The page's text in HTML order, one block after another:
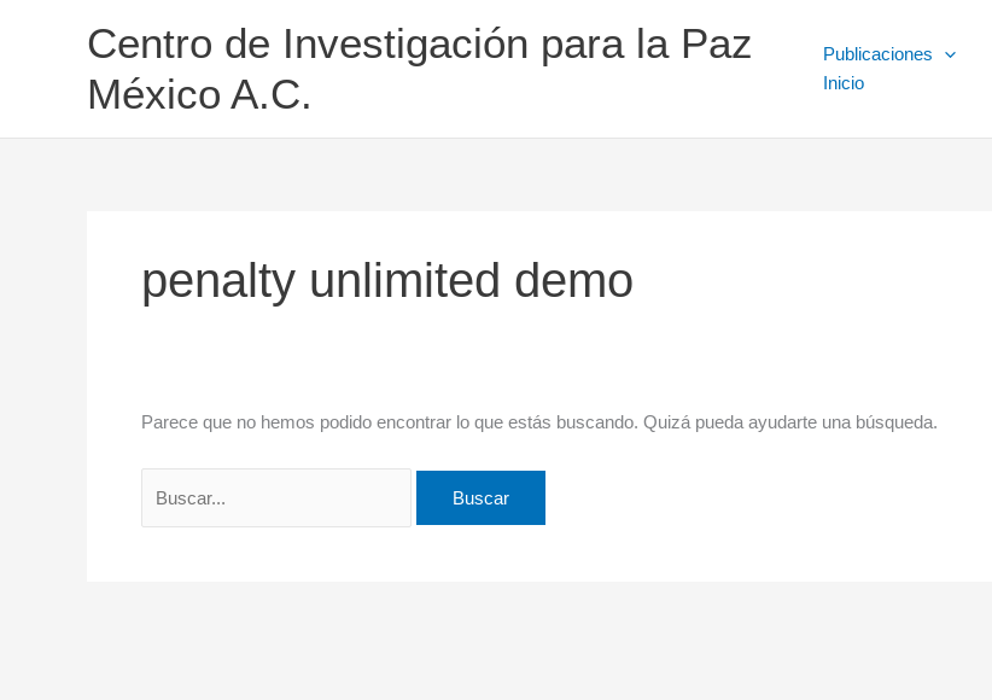
Centro de Investigación para la Paz
México A.C.
Publicaciones
Inicio
penalty unlimited demo
Parece que no hemos podido encontrar lo que estás buscando. Quizá pueda ayudarte una búsqueda.
por: